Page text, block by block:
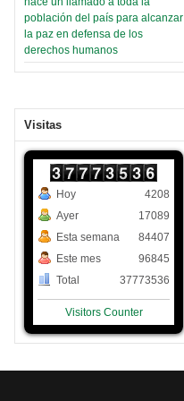
población del país para alcanzar
la paz en defensa de los
derechos humanos
Visitas
Hoy
Ayer
Esta semana
Este mes
Total
4208
17089
84407
96845
37773536
Visitors Counter